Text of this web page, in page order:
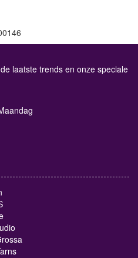
laatste trends en onze speciale